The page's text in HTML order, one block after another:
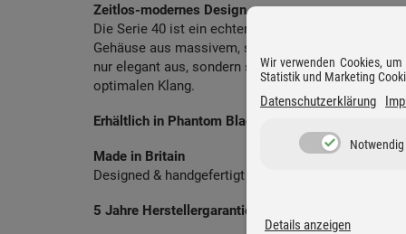
Zeitlos-modernes Design
Die Serie 40 ist ein echter Blickfang und besticht
Gehäuse aus massivem, schwarz eloxiertem
nur elegant aus, sondern schützt effektiv vor
optimalen Klang.
Erhältlich in Phantom Black
Made in Britain
Designed & handgefertigt in Huntingdon,
5 Jahre Herstellergarantie
Wir verwenden Cookies,
Statistik und Marketing
Datenschutzerklärung
Notwendig
Details anzeigen